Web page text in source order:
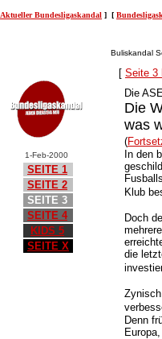
Aktueller Bundesligaskandal ] [
Buliskandal
1-Feb-2000
SEITE 1
SEITE 2
SEITE 3
SEITE 4
KIDS 5
SEITE X
[ Seite 3
Die
Die
was
(
In den
Klub
Doch
die
Denn